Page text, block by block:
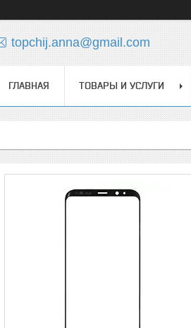
topchij.anna@gmail.com
ГЛАВНАЯ ТОВАРЫ И УСЛУГИ